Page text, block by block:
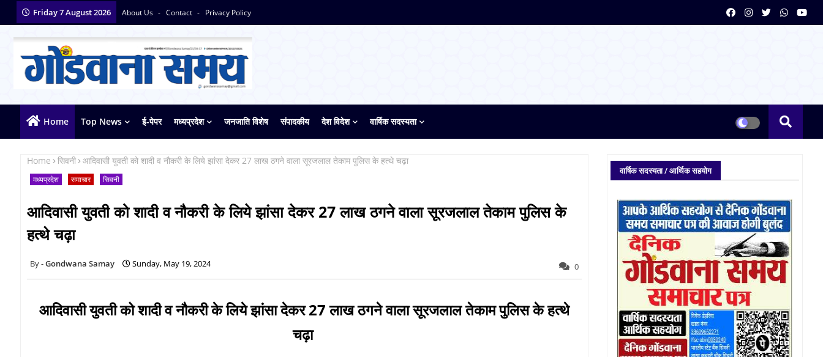
Friday 7 August 2026 About Us Contact Privacy Policy
Home Top News ई-पेपर मध्यप्रदेश जनजाति विशेष संपादकीय देश विदेश वार्षिक सदस्यता
Home सिवनी आदिवासी युवती को शादी व नौकरी के लिये झांसा देकर 27 लाख ठगने वाला सूरजलाल तेकाम पुलिस के हत्थे चढ़ा
मध्यप्रदेश समाचार सिवनी
आदिवासी युवती को शादी व नौकरी के लिये झांसा देकर 27 लाख ठगने वाला सूरजलाल तेकाम पुलिस के
हत्थे चढ़ा
Gondwana Samay Sunday, May 19, 2024 0
आदिवासी युवती को शादी व नौकरी के लिये झांसा देकर 27 लाख ठगने वाला सूरजलाल तेकाम पुलिस के हत्थे
चढ़ा
वार्षिक सदस्यता / आर्थिक सहयोग